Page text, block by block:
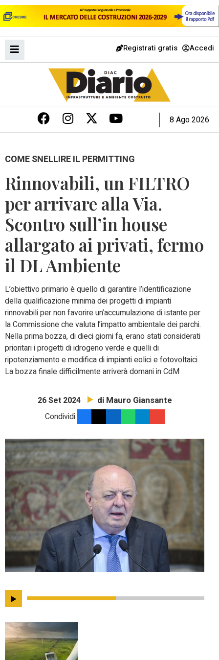
Registrati gratis Accedi
8 Ago 2026
COME SNELLIRE IL PERMITTING
Rinnovabili, un FILTRO
per arrivare alla Via.
Scontro sull’in house
allargato ai privati, fermo
il DL Ambiente
L’obiettivo primario è quello di garantire l’identificazione
della qualificazione minima dei progetti di impianti
rinnovabili per non favorire un’accumulazione di istante per
la Commissione che valuta l’impatto ambientale dei parchi.
Nella prima bozza, di dieci giorni fa, erano stati considerati
prioritari i progetti di idrogeno verde e quelli di
ripotenziamento e modifica di impianti eolici e fotovoltaici.
La bozza finale difficilmente arriverà domani in CdM
26 Set 2024 di Mauro Giansante
Condividi: